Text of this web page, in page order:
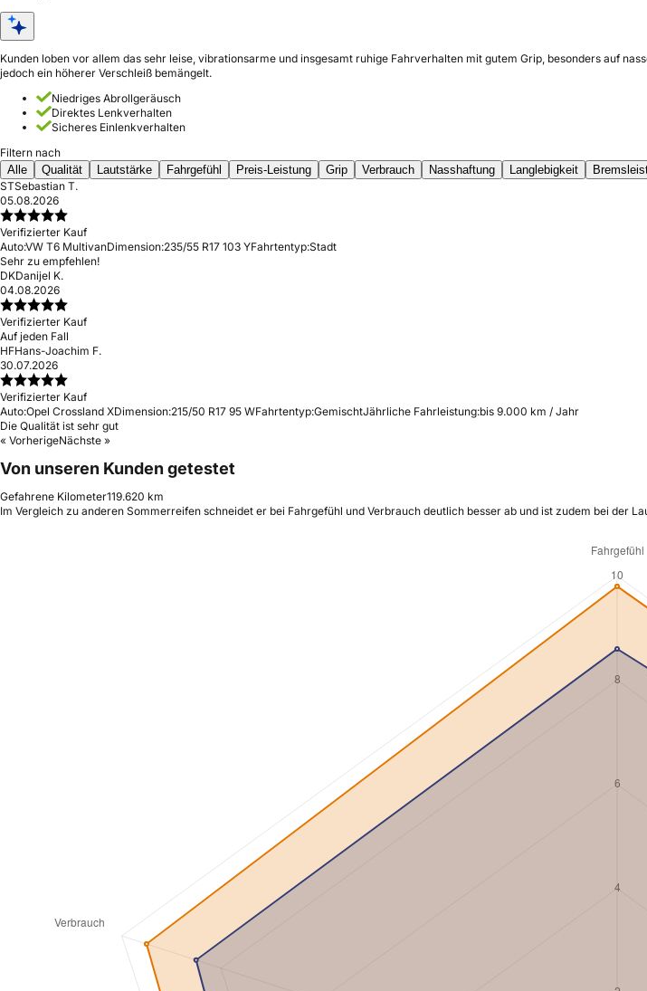
Kunden loben vor allem das sehr leise, vibrationsarme und insgesamt ruhige Fahrverhalten mit gutem Grip, besonders auf
jedoch ein höherer Verschleiß bemängelt.
Niedriges Abrollgeräusch
Direktes Lenkverhalten
Sicheres Einlenkverhalten
Filtern nach
Alle
Qualität Lautstärke Fahrgefühl Preis-Leistung Grip Verbrauch Nasshaftung Langlebigkeit
STSebastian T.
05.08.2026
Verifizierter Kauf
Auto:VW T6 MultivanDimension:235/55 R17 103 YFahrtentyp:Stadt
Sehr zu empfehlen!
DKDanijel K.
04.08.2026
Verifizierter Kauf
Auf jeden Fall
HFHans-Joachim F.
30.07.2026
Verifizierter Kauf
Auto:Opel Crossland XDimension:215/50 R17 95 WFahrtentyp:GemischtJährliche Fahrleistung:bis 9.000 km / Jahr
Die Qualität ist sehr gut
« VorherigeNächste »
Von unseren Kunden getestet
Gefahrene Kilometer119.620 km
Im Vergleich zu anderen Sommerreifen schneidet er bei Fahrgefühl und Verbrauch deutlich besser ab und ist zudem bei der